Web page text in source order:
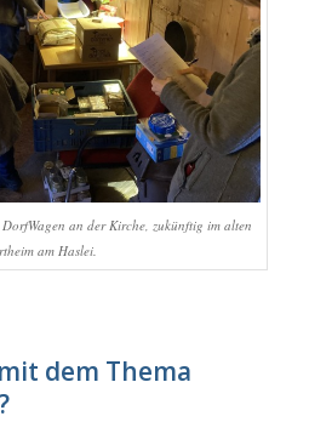
an der Kirche, zukünftig im alten
am Haslei.
dem Thema